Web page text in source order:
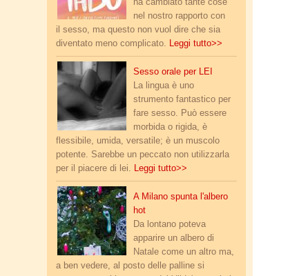
ha cambiato tante cose
nel nostro rapporto con
il sesso, ma questo non vuol dire che sia
diventato meno complicato. Leggi tutto>>
cunnilingus.jpg
Sesso orale per LEI
La lingua è uno
strumento fantastico per
fare sesso. Può essere
morbida o rigida, è
flessibile, umida, versatile; è un muscolo
potente. Sarebbe un peccato non utilizzarla
per il piacere di lei. Leggi tutto>>
albero_natale_toys_2.jpgA Milano spunta l'albero
hot
Da lontano poteva
apparire un albero di
Natale come un altro ma,
a ben vedere, al posto delle palline si